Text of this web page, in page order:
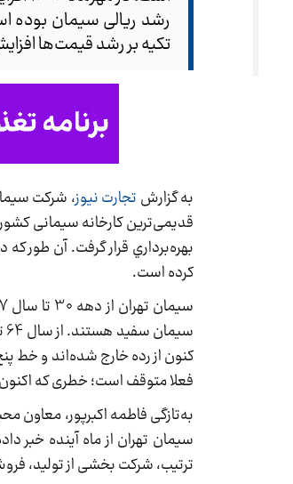
رشد ریالی سیمان بوده
تکیه بر رشد قیمت‌ها
به گزارش تجارت نیوز
کرده است.
فعلا متوقف است؛ خطری که
به‌تازگی فاطمه اکبرپور،
سیمان تهران از ماه آینده خبر
ترتیب، شرکت بخشی از تولید،